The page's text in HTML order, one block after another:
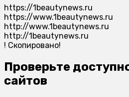
https://1beautynews.ru
https://www.1beautynews.ru
http://www.1beautynews.ru
http://1beautynews.ru
! Скопировано!
Проверьте
сайтов